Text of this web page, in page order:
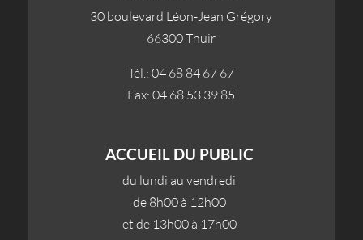
30 boulevard Léon-Jean Grégory
66300 Thuir
Tél.: 04 68 84 67 67
Fax: 04 68 53 39 85
ACCUEIL DU PUBLIC
du lundi au vendredi
de 8h00 à 12h00
et de 13h00 à 17h00